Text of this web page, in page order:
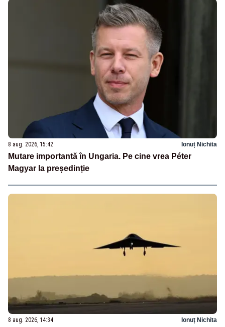
8 aug. 2026, 15:42 Ionuț Nichita
Mutare importantă în Ungaria. Pe cine vrea Péter
Magyar la președinție
8 aug. 2026, 14:34 Ionuț Nichita